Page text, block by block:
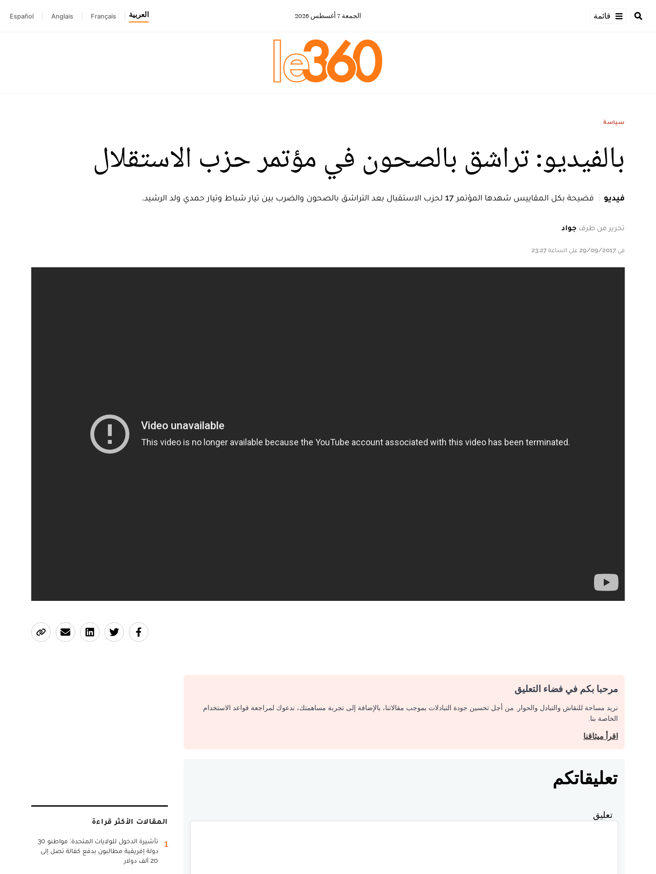
قائمة الجمعة 7 أغسطس 2026 العربية Français
Anglais
Español
سياسة
بالفيديو: تراشق بالصحون في مؤتمر حزب الاستقلال
فيديو فضيحة بكل المقاييس شهدها المؤتمر 17 لحزب الاستقبال بعد التراشق بالصحون والضرب بين تيار شباط وتيار حمدي ولد الرشيد.
تحرير من طرف جواد
في 29/09/2017 على الساعة 23:27
مرحبا بكم في فضاء التعليق
نريد مساحة للنقاش والتبادل والحوار. من أجل تحسين جودة التبادلات بموجب مقالاتنا، بالإضافة إلى تجربة مساهمتك، ندعوك لمراجعة قواعد الاستخدام
الخاصة بنا.
اقرأ ميثاقنا
تعليقاتكم
تعليق
المقالات الأكثر قراءة
1
تأشيرة الدخول للولايات المتحدة: مواطنو 30
دولة إفريقية مطالبون بدفع كفالة تصل إلى
20 ألف دولار